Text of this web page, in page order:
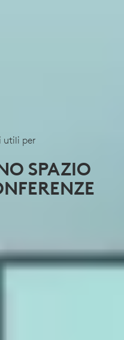
utili per
SPAZIO